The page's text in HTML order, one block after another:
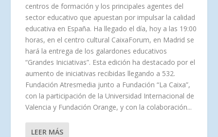
centros de formación y los principales agentes del
sector educativo que apuestan por impulsar la calidad
educativa en España. Ha llegado el día, hoy a las 19:00
horas, en el centro cultural CaixaForum, en Madrid se
hará la entrega de los galardones educativos
“Grandes Iniciativas”. Esta edición ha destacado por el
aumento de iniciativas recibidas llegando a 532.
Fundación Atresmedia junto a Fundación “La Caixa”,
con la participación de la Universidad Internacional de
Valencia y Fundación Orange, y con la colaboración...
LEER MÁS